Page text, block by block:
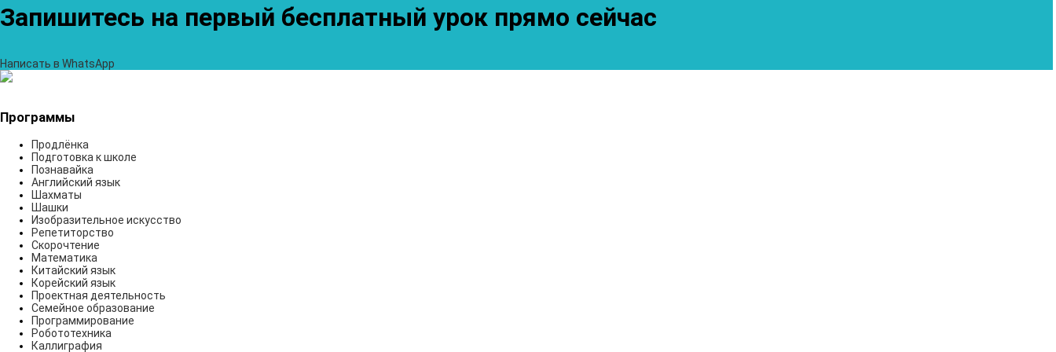
Запишитесь на первый бесплатный урок прямо сейчас
Написать в WhatsApp
Программы
Продлёнка
Подготовка к школе
Познавайка
Английский язык
Шахматы
Шашки
Изобразительное искусство
Репетиторство
Скорочтение
Математика
Китайский язык
Корейский язык
Проектная деятельность
Семейное образование
Программирование
Робототехника
Каллиграфия